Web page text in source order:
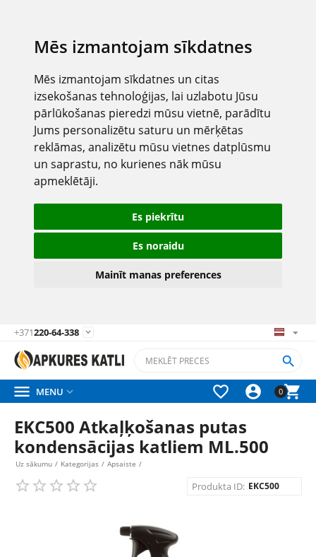
Mēs izmantojam sīkdatnes
Mēs izmantojam sīkdatnes un citas
izsekošanas tehnoloģijas, lai uzlabotu Jūsu
pārlūkošanas pieredzi mūsu vietnē, parādītu
Jums personalizētu saturu un mērķētas
reklāmas, analizētu mūsu vietnes datplūsmu
un saprastu, no kurienes nāk mūsu
apmeklētāji.
Es piekrītu
Es noraidu
Mainīt manas preferences
+371220-64-338 
0



 MENU 
EKC500 Atkaļķošanas putas
kondensācijas katliem ML.500
Uz sākumu / Kategorijas / Apsaiste /
Produkta ID: EKC500